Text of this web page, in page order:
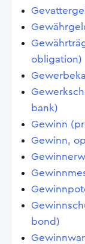
obligation)
bank)
Gewinn
Gewinn,
bond)